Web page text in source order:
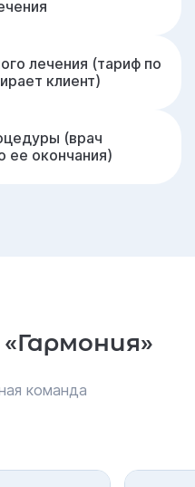
лечения (тариф по
клиент)
(врач
ее окончания)
команда